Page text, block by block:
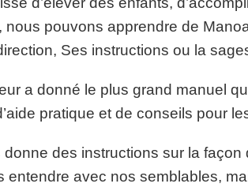
nous pouvons apprendre de
Ses instructions ou la
a donné le plus grand manuel
pratique et de conseils pour
donne des instructions sur la façon
entendre avec nos semblables,